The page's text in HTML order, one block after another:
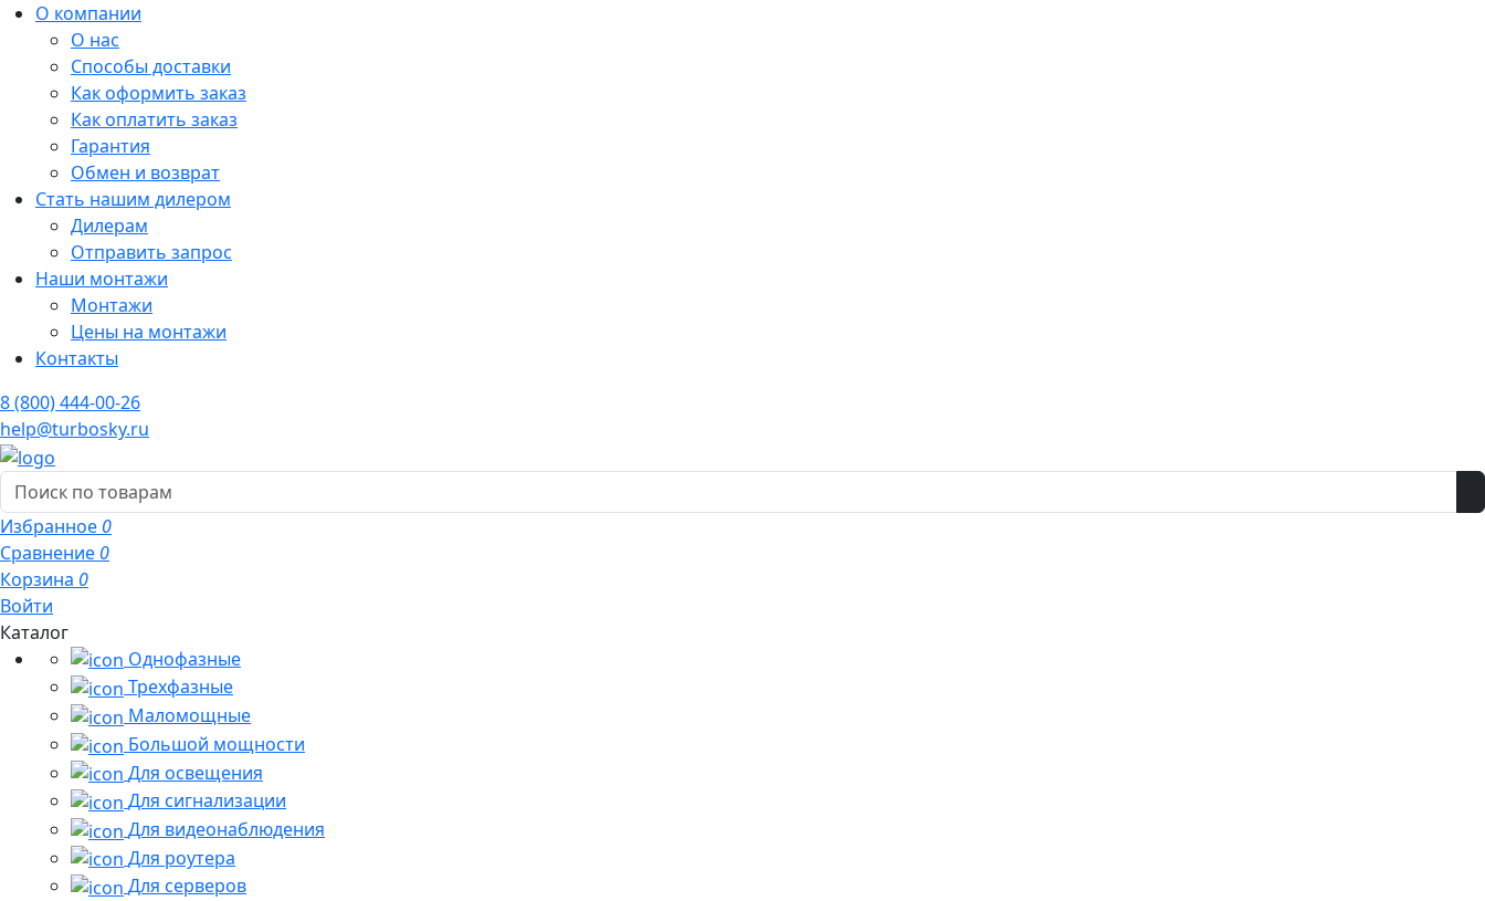
О компании
О нас
Способы доставки
Как оформить заказ
Как оплатить заказ
Гарантия
Обмен и возврат
Стать нашим дилером
Дилерам
Отправить запрос
Наши монтажи
Монтажи
Цены на монтажи
Контакты
8 (800) 444-00-26
help@turbosky.ru
Избранное 0
Сравнение 0
Корзина 0
Войти
Каталог
Однофазные
Трехфазные
Маломощные
Большой мощности
Для освещения
Для сигнализации
Для видеонаблюдения
Для роутера
Для серверов